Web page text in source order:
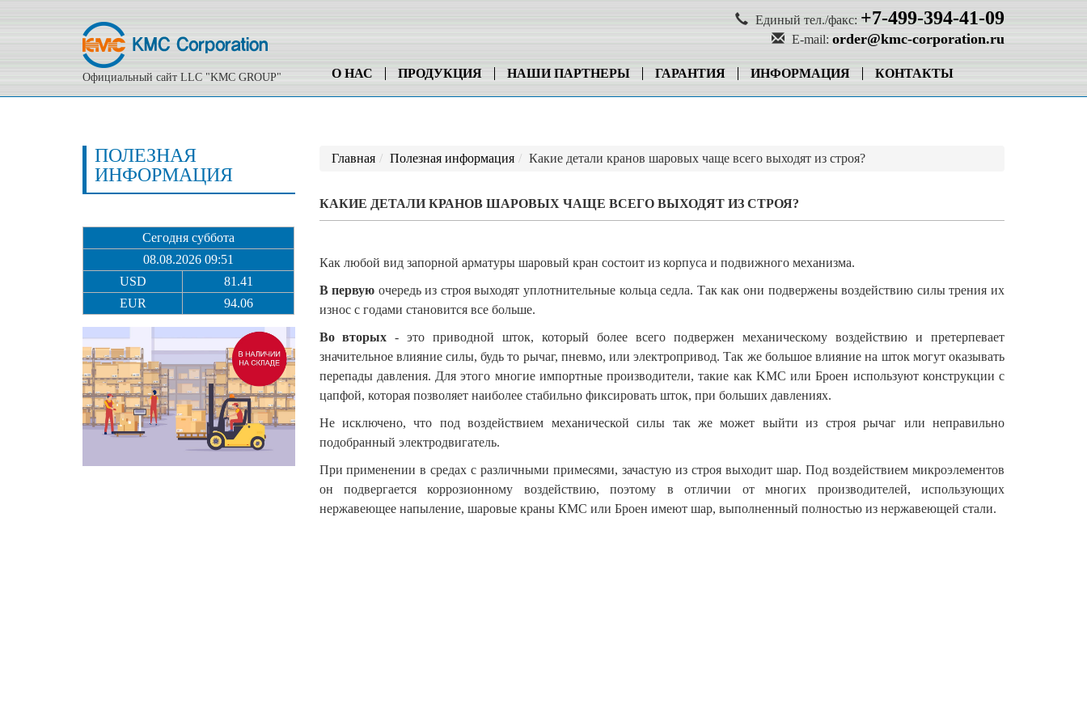
Официальный сайт LLC "KMC GROUP"
Единый тел./факс: +7-499-394-41-09
E-mail: order@kmc-corporation.ru
О НАС ПРОДУКЦИЯ НАШИ ПАРТНЕРЫ ГАРАНТИЯ ИНФОРМАЦИЯ КОНТАКТЫ
ПОЛЕЗНАЯ
ИНФОРМАЦИЯ
Сегодня суббота
08.08.2026 09:51
USD
81.41
EUR
94.06
Главная Полезная информация Какие детали кранов шаровых чаще всего выходят из строя?
КАКИЕ ДЕТАЛИ КРАНОВ ШАРОВЫХ ЧАЩЕ ВСЕГО ВЫХОДЯТ ИЗ СТРОЯ?
Как любой вид запорной арматуры шаровый кран состоит из корпуса и подвижного механизма.
В первую очередь из строя выходят уплотнительные кольца седла. Так как они подвержены воздействию силы трения их
износ с годами становится все больше.
Во вторых - это приводной шток, который более всего подвержен механическому воздействию и претерпевает
значительное влияние силы, будь то рычаг, пневмо, или электропривод. Так же большое влияние на шток могут оказывать
перепады давления. Для этого многие импортные производители, такие как KMC или Броен используют конструкции с
цапфой, которая позволяет наиболее стабильно фиксировать шток, при больших давлениях.
Не исключено, что под воздействием механической силы так же может выйти из строя рычаг или неправильно
подобранный электродвигатель.
При применении в средах с различными примесями, зачастую из строя выходит шар. Под воздействием микроэлементов
он подвергается коррозионному воздействию, поэтому в отличии от многих производителей, использующих
нержавеющее напыление, шаровые краны КМС или Броен имеют шар, выполненный полностью из нержавеющей стали.